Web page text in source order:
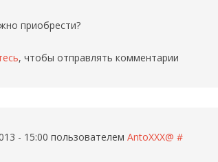
приобрести?
, чтобы отправлять комментарии
- 15:00 пользователем AntoXXX@ #